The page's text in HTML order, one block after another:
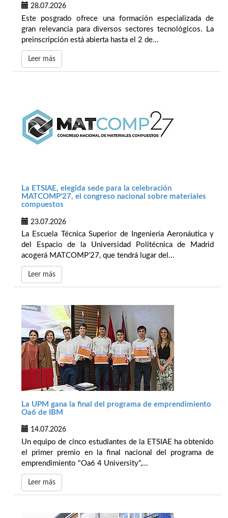
28.07.2026
Este posgrado ofrece una formación especializada de
gran relevancia para diversos sectores tecnológicos. La
preinscripción está abierta hasta el 2 de...
Leer más
La ETSIAE, elegida sede para la celebración
MATCOMP’27, el congreso nacional sobre materiales
compuestos
23.07.2026
La Escuela Técnica Superior de Ingeniería Aeronáutica y
del Espacio de la Universidad Politécnica de Madrid
acogerá MATCOMP’27, que tendrá lugar del...
Leer más
La UPM gana la final del programa de emprendimiento
Oa6 de IBM
14.07.2026
Un equipo de cinco estudiantes de la ETSIAE ha obtenido
el primer premio en la final nacional del programa de
emprendimiento "Oa6 4 University",...
Leer más